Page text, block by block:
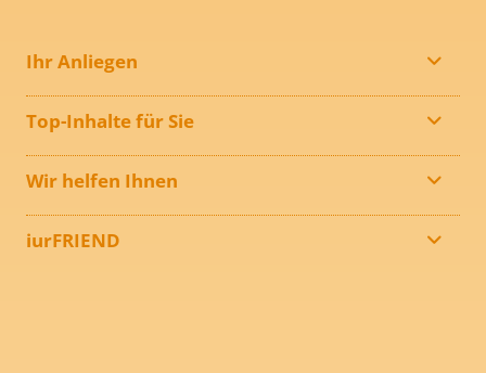
Ihr Anliegen
Top-Inhalte für Sie
Wir helfen Ihnen
iurFRIEND